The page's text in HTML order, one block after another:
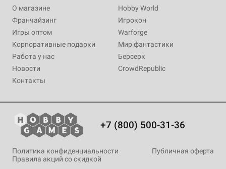
О магазине
Франчайзинг
Игры оптом
Корпоративные подарки
Работа у нас
Новости
Контакты
Hobby World
Игрокон
Warforge
Мир фантастики
Берсерк
CrowdRepublic
+7 (800) 500-31-36
Политика конфиденциальности
Публичная оферта
Правила акций со скидкой